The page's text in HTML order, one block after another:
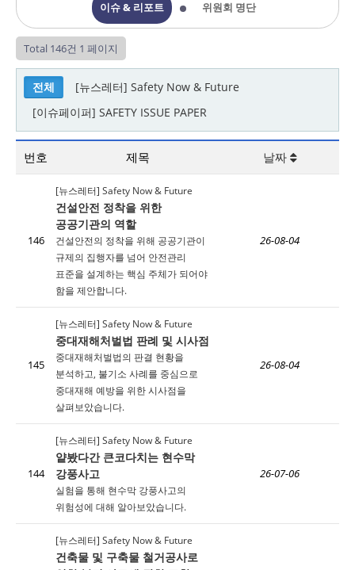
이슈 & 리포트 위원회 명단
Total 146건 1 페이지
전체
[뉴스레터] Safety Now & Future
[이슈페이퍼] SAFETY ISSUE PAPER
번호 제목 날짜
146
[뉴스레터] Safety Now & Future
건설안전 정착을 위한
공공기관의 역할
건설안전의 정착을 위해 공공기관이
규제의 집행자를 넘어 안전관리
표준을 설계하는 핵심 주체가 되어야
함을 제안합니다.
26-08-04
145
[뉴스레터] Safety Now & Future
중대재해처벌법 판례 및 시사점
중대재해처벌법의 판결 현황을
분석하고, 불기소 사례를 중심으로
중대재해 예방을 위한 시사점을
살펴보았습니다.
26-08-04
144
[뉴스레터] Safety Now & Future
얕봤다간 큰코다치는 현수막
강풍사고
실험을 통해 현수막 강풍사고의
위험성에 대해 알아보았습니다.
26-07-06
[뉴스레터] Safety Now & Future
건축물 및 구축물 철거공사로